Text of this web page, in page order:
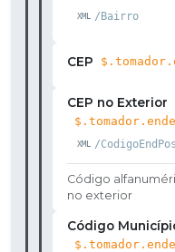
/Bairro
CEP
CEP no Exterior
/
Código
no exterior
Código